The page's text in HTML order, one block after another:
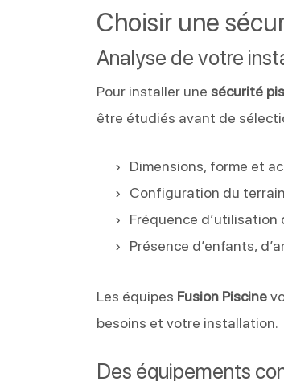
Choisir une
Analyse de votre
Pour installer une sécurité
être étudiés avant de
Dimensions, forme et
Configuration du
Fréquence d’utilisation
Présence d’enfants,
Les équipes Fusion Piscine
besoins et votre installation.
Des équipements